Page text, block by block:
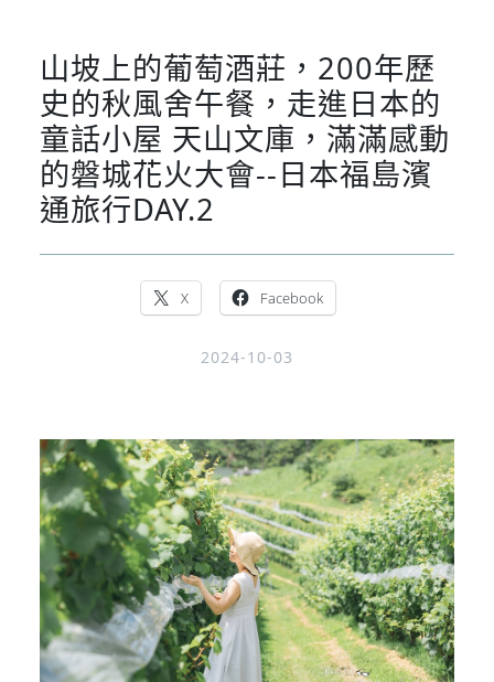
山坡上的葡萄酒莊，200年歷
史的秋風舍午餐，走進日本的
童話小屋 天山文庫，滿滿感動
的磐城花火大會--日本福島濱
通旅行DAY.2
X Facebook
2024-10-03